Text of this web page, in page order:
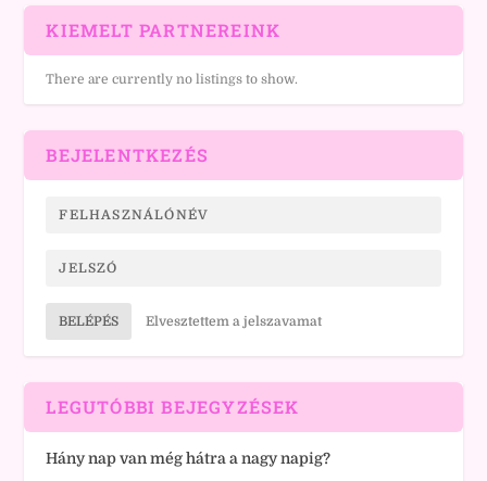
KIEMELT PARTNEREINK
There are currently no listings to show.
BEJELENTKEZÉS
BELÉPÉS Elvesztettem a jelszavamat
LEGUTÓBBI BEJEGYZÉSEK
Hány nap van még hátra a nagy napig?